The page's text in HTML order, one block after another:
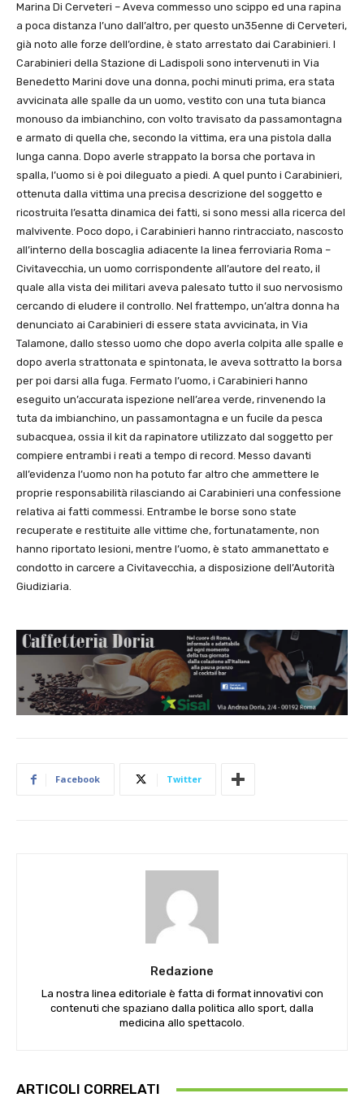
Marina Di Cerveteri – Aveva commesso uno scippo ed una rapina
a poca distanza l’uno dall’altro, per questo un35enne di Cerveteri,
già noto alle forze dell’ordine, è stato arrestato dai Carabinieri. I
Carabinieri della Stazione di Ladispoli sono intervenuti in Via
Benedetto Marini dove una donna, pochi minuti prima, era stata
avvicinata alle spalle da un uomo, vestito con una tuta bianca
monouso da imbianchino, con volto travisato da passamontagna
e armato di quella che, secondo la vittima, era una pistola dalla
lunga canna. Dopo averle strappato la borsa che portava in
spalla, l’uomo si è poi dileguato a piedi. A quel punto i Carabinieri,
ottenuta dalla vittima una precisa descrizione del soggetto e
ricostruita l’esatta dinamica dei fatti, si sono messi alla ricerca del
malvivente. Poco dopo, i Carabinieri hanno rintracciato, nascosto
all’interno della boscaglia adiacente la linea ferroviaria Roma –
Civitavecchia, un uomo corrispondente all’autore del reato, il
quale alla vista dei militari aveva palesato tutto il suo nervosismo
cercando di eludere il controllo. Nel frattempo, un’altra donna ha
denunciato ai Carabinieri di essere stata avvicinata, in Via
Talamone, dallo stesso uomo che dopo averla colpita alle spalle e
dopo averla strattonata e spintonata, le aveva sottratto la borsa
per poi darsi alla fuga. Fermato l’uomo, i Carabinieri hanno
eseguito un’accurata ispezione nell’area verde, rinvenendo la
tuta da imbianchino, un passamontagna e un fucile da pesca
subacquea, ossia il kit da rapinatore utilizzato dal soggetto per
compiere entrambi i reati a tempo di record. Messo davanti
all’evidenza l’uomo non ha potuto far altro che ammettere le
proprie responsabilità rilasciando ai Carabinieri una confessione
relativa ai fatti commessi. Entrambe le borse sono state
recuperate e restituite alle vittime che, fortunatamente, non
hanno riportato lesioni, mentre l’uomo, è stato ammanettato e
condotto in carcere a Civitavecchia, a disposizione dell’Autorità
Giudiziaria.
Facebook Twitter
Redazione
La nostra linea editoriale è fatta di format innovativi con
contenuti che spaziano dalla politica allo sport, dalla
medicina allo spettacolo.
ARTICOLI CORRELATI